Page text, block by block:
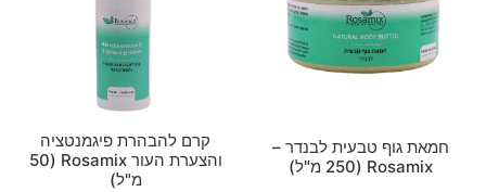
חמאת גוף טבעית לבנדר –
Rosamix (250 מ"ל)
קרם להבהרת פיגמנטציה
והצערת העור Rosamix (50
מ"ל)